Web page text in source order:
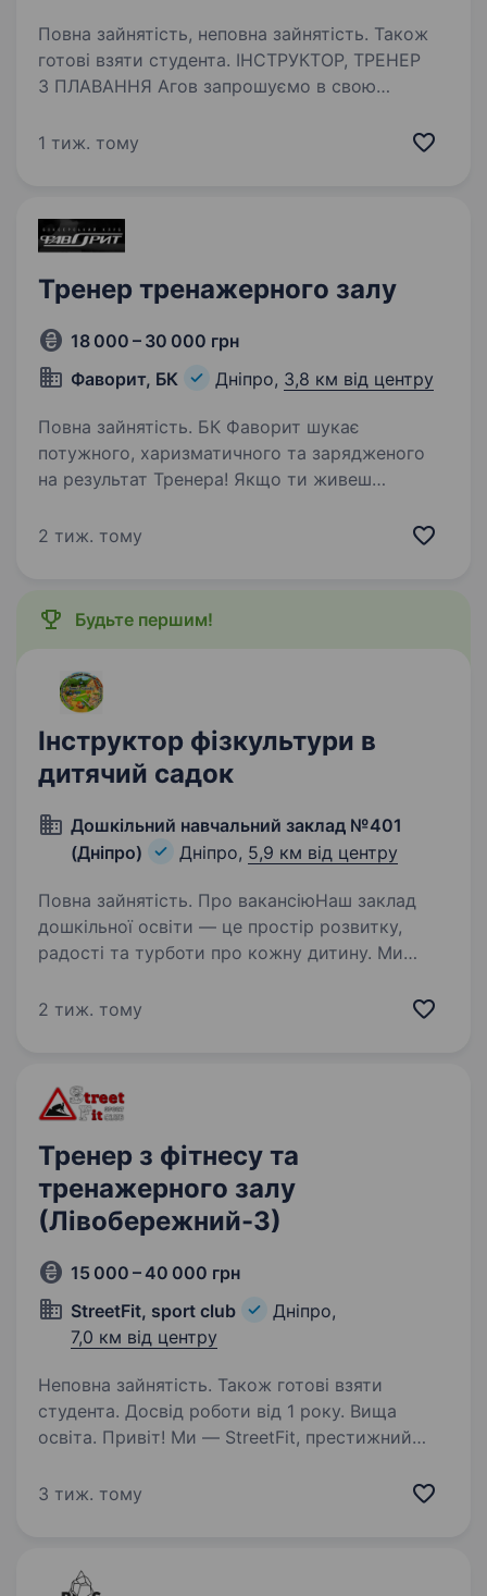
Повна зайнятість, неповна зайнятість. Також
готові взяти студента. ІНСТРУКТОР, ТРЕНЕР
З ПЛАВАННЯ Агов запрошуємо в свою
та комунікабельну молодь, яка обожнює дітей,
Ви не маєте…
1 тиж. тому
Тренер тренажерного залу
18 000 – 30 000 грн
Фаворит, БК
Дніпро, 3,8 км від центру
Повна зайнятість. БК Фаворит шукає
потужного, харизматичного та зарядженого
на результат Тренера! Якщо ти живеш
та хочеш гідно заробляти — ми чекаємо саме
2 тиж. тому
Будьте першим!
Інструктор фізкультури в
дитячий садок
Дошкільний навчальний заклад №401
(Дніпро)
Дніпро, 5,9 км від центру
Повна зайнятість. Про вакансіюНаш заклад
дошкільної освіти — це простір розвитку,
радості та турботи про кожну дитину. Ми
здоров’я, гарного настрою й успішного
2 тиж. тому
Тренер з фітнесу та
тренажерного залу
(Лівобережний-3)
15 000 – 40 000 грн
StreetFit, sport club
Дніпро,
7,0 км від центру
Неповна зайнятість. Також готові взяти
студента. Досвід роботи від 1 року. Вища
освіта. Привіт! Ми — StreetFit, престижний
Запрошуємо приєднатися до нашої дружньої
Проводити індивідуальні…
3 тиж. тому